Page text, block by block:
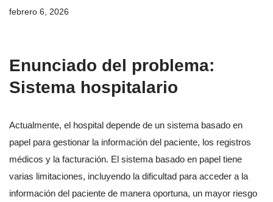
febrero 6, 2026
Enunciado del problema:
Sistema hospitalario
Actualmente, el hospital depende de un sistema basado en
papel para gestionar la información del paciente, los registros
médicos y la facturación. El sistema basado en papel tiene
varias limitaciones, incluyendo la dificultad para acceder a la
información del paciente de manera oportuna, un mayor riesgo